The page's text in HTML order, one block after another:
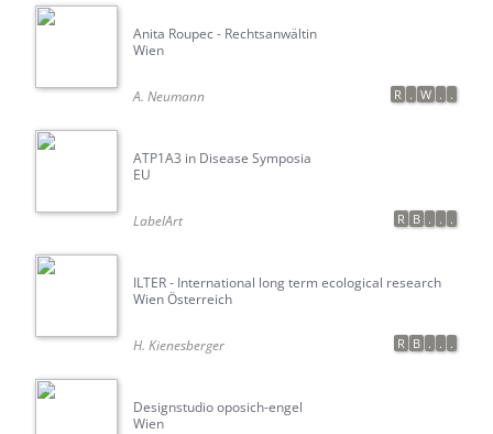
Anita Roupec - Rechtsanwältin
Wien
A. Neumann R . W . .
ATP1A3 in Disease Symposia
EU
LabelArt R B . . .
ILTER - International long term ecological research
Wien Österreich
H. Kienesberger R B . . .
Designstudio oposich-engel
Wien